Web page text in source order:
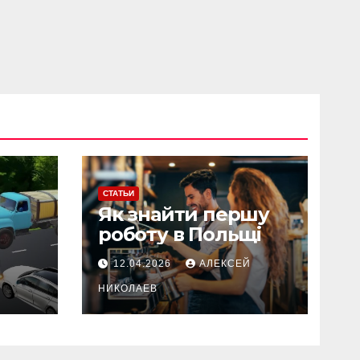
СТАТЬИ
Як знайти першу
роботу в Польщі
12.04.2026 АЛЕКСЕЙ
НИКОЛАЕВ